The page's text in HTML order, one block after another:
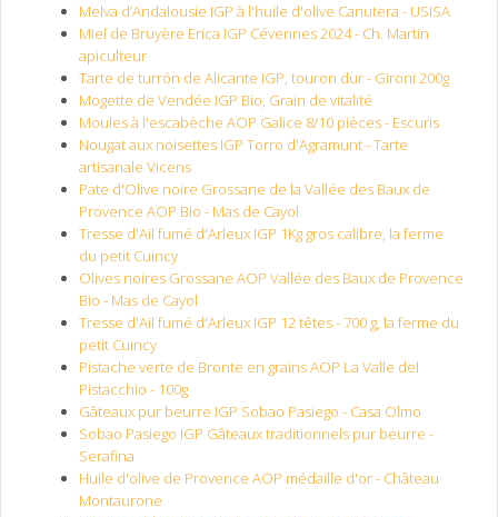
Melva d’Andalousie IGP à l'huile d'olive Canutera - USISA
Miel de Bruyère Erica IGP Cévennes 2024 - Ch. Martin
apiculteur
Tarte de turrón de Alicante IGP, touron dur - Gironi 200g
Mogette de Vendée IGP Bio, Grain de vitalité
Moules à l'escabèche AOP Galice 8/10 pièces - Escuris
Nougat aux noisettes IGP Torro d'Agramunt - Tarte
artisanale Vicens
Pate d'Olive noire Grossane de la Vallée des Baux de
Provence AOP Bio - Mas de Cayol
Tresse d'Ail fumé d'Arleux IGP 1Kg gros calibre, la ferme
du petit Cuincy
Olives noires Grossane AOP Vallée des Baux de Provence
Bio - Mas de Cayol
Tresse d'Ail fumé d'Arleux IGP 12 têtes - 700 g, la ferme du
petit Cuincy
Pistache verte de Bronte en grains AOP La Valle del
Pistacchio - 100g
Gâteaux pur beurre IGP Sobao Pasiego - Casa Olmo
Sobao Pasiego IGP Gâteaux traditionnels pur beurre -
Serafina
Huile d'olive de Provence AOP médaille d'or - Château
Montaurone